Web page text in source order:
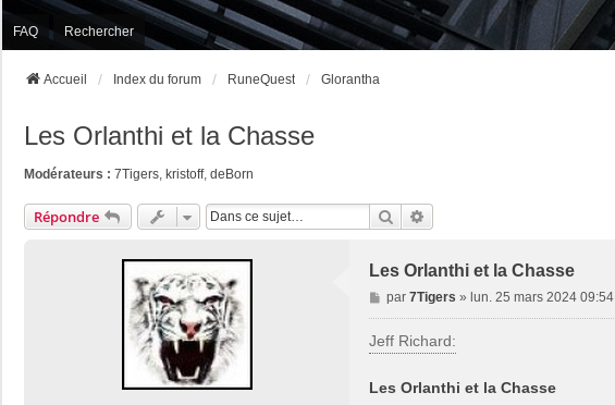
FAQ Rechercher
Accueil Index du forum RuneQuest Glorantha
Les Orlanthi et la Chasse
Modérateurs : 7Tigers, kristoff, deBorn
Répondre Rechercher
Les Orlanthi et la Chasse
M
e
s
s
g
par 7Tigers » lun. 25 mars 2024 09:54
Jeff Richard:
Les Orlanthi et la Chasse